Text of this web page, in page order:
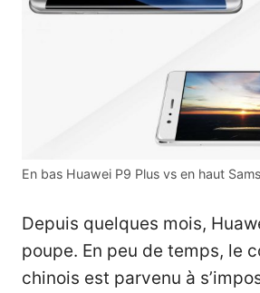
En bas Huawei P9 Plus vs en haut
Depuis quelques mois,
poupe. En peu de temps, le
chinois est parvenu à